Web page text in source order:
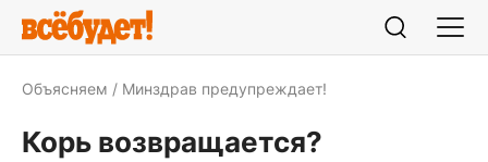
Объясняем Минздрав предупреждает!
Корь возвращается?